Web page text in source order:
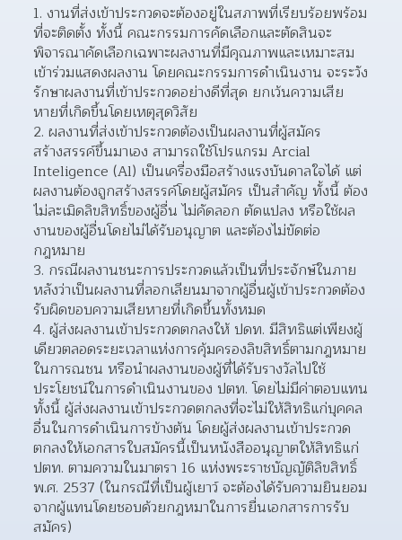
งานที่ส่งเข้าประกวดจะต้องอยู่ในสภาพที่เรียบร้อยพร้อม
ที่จะติดตั้ง ทั้งนี้ คณะกรรมการคัดเลือกและตัดสินจะ
พิจารณาคัดเลือกเฉพาะผลงานที่มีคุณภาพและเหมาะสม
เข้าร่วมแสดงผลงาน โดยคณะกรรมการดำเนินงาน จะระวัง
รักษาผลงานที่เข้าประกวดอย่างดีที่สุด ยกเว้นความเสีย
หายที่เกิดขึ้นโดยเหตุสุดวิสัย
ผลงานที่ส่งเข้าประกวดต้องเป็นผลงานที่ผู้สมัคร
สร้างสรรค์ขึ้นมาเอง สามารถใช้โปรแกรม Arcial
Inteligence (Al) เป็นเครื่องมือสร้างแรงบันดาลใจได้ แต่
ผลงานต้องถูกสร้างสรรค์โดยผู้สมัคร เป็นสำคัญ ทั้งนี้ ต้อง
ไม่ละเมิดลิขสิทธิ์ของผู้อื่น ไม่คัดลอก ตัดแปลง หรือใช้ผล
งานของผู้อื่นโดยไม่ได้รับอนุญาต และต้องไม่ขัดต่อ
กฎหมาย
กรณีผลงานชนะการประกวดแล้วเป็นที่ประจักษ์ในภาย
หลังว่าเป็นผลงานที่ลอกเลียนมาจากผู้อื่นผู้เข้าประกวดต้อง
รับผิดขอบความเสียหายที่เกิดขึ้นทั้งหมด
ผู้ส่งผลงานเข้าประกวดตกลงให้ ปดท. มีสิทธิแต่เพียงผู้
เดียวตลอดระยะเวลาแห่งการคุ้มครองลิขสิทธิ์ตามกฎหมาย
ในการณชน หรือนำผลงานของผู้ที่ได้รับรางวัลไปใช้
ประโยชน์ในการดำเนินงานของ ปตท. โดยไม่มีค่าตอบแทน
ทั้งนี้ ผู้ส่งผลงานเข้าประกวดตกลงที่จะไม่ให้สิทธิแก่บุคคล
อื่นในการดำเนินการข้างต้น โดยผู้ส่งผลงานเข้าประกวด
ตกลงให้เอกสารใบสมัครนี้เป็นหนังสืออนุญาตให้สิทธิแก่
ปตท. ตามความในมาตรา 16 แห่งพระราชบัญญัติลิขสิทธิ์
พ.ศ. 2537 (ในกรณีที่เป็นผู้เยาว์ จะต้องได้รับความยินยอม
จากผู้แทนโดยชอบด้วยกฎหมาในการยื่นเอกสารการรับ
สมัคร)